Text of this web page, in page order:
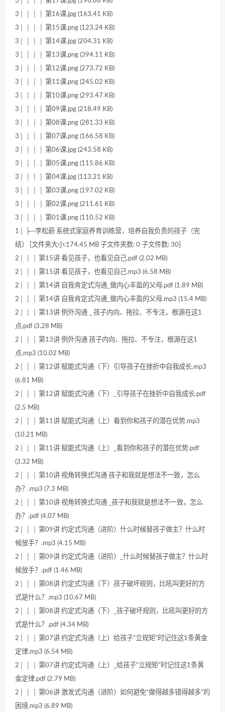
3│ │ │ │ 第16课.jpg (163.41 KB)
3│ │ │ │ 第15课.png (123.24 KB)
3│ │ │ │ 第14课.jpg (204.31 KB)
3│ │ │ │ 第13课.png (394.11 KB)
3│ │ │ │ 第12课.png (273.72 KB)
3│ │ │ │ 第11课.png (245.02 KB)
3│ │ │ │ 第10课.png (293.47 KB)
3│ │ │ │ 第09课.jpg (218.49 KB)
3│ │ │ │ 第08课.png (281.33 KB)
3│ │ │ │ 第07课.png (166.58 KB)
3│ │ │ │ 第06课.jpg (243.58 KB)
3│ │ │ │ 第05课.png (115.86 KB)
3│ │ │ │ 第04课.jpg (113.21 KB)
3│ │ │ │ 第03课.png (197.02 KB)
3│ │ │ │ 第02课.png (211.61 KB)
3│ │ │ │ 第01课.png (110.52 KB)
1│ ├─李松蔚 系统式家庭养育训练营，培养自我负责的孩子（完
结） [文件夹大小:174.45 MB 子文件夹数: 0 子文件数: 30]
2│ │ │ 第15讲 看见孩子，也看见自己.pdf (2.02 MB)
2│ │ │ 第15讲 看见孩子，也看见自己.mp3 (6.58 MB)
2│ │ │ 第14讲 自我肯定式沟通_做内心丰盈的父母.pdf (1.89 MB)
2│ │ │ 第14讲 自我肯定式沟通_做内心丰盈的父母.mp3 (15.4 MB)
2│ │ │ 第13讲 例外沟通 _ 孩子内向、拖拉、不专注，根源在这1
点.pdf (3.28 MB)
2│ │ │ 第13讲 例外沟通 孩子内向、拖拉、不专注，根源在这1
点.mp3 (10.02 MB)
2│ │ │ 第12讲 赋能式沟通（下）引导孩子在挫折中自我成长.mp3
(6.81 MB)
2│ │ │ 第12讲 赋能式沟通（下）_引导孩子在挫折中自我成长.pdf
(2.5 MB)
2│ │ │ 第11讲 赋能式沟通（上）看到你和孩子的潜在优势.mp3
(10.21 MB)
2│ │ │ 第11讲 赋能式沟通（上）_看到你和孩子的潜在优势.pdf
(3.32 MB)
2│ │ │ 第10讲 视角转换式沟通 孩子和我就是想法不一致，怎么
办？.mp3 (7.3 MB)
2│ │ │ 第10讲 视角转换式沟通 _孩子和我就是想法不一致，怎么
办？.pdf (4.07 MB)
2│ │ │ 第09讲 约定式沟通（进阶）什么时候替孩子做主？什么时
候放手？.mp3 (4.15 MB)
2│ │ │ 第09讲 约定式沟通（进阶）_什么时候替孩子做主？什么时
候放手？.pdf (1.46 MB)
2│ │ │ 第08讲 约定式沟通（下）孩子破坏规则，比吼叫更好的方
式是什么？.mp3 (10.67 MB)
2│ │ │ 第08讲 约定式沟通（下）_孩子破坏规则，比吼叫更好的方
式是什么？.pdf (4.34 MB)
2│ │ │ 第07讲 约定式沟通（上）给孩子“立规矩”时记住这1条黄金
定律.mp3 (6.54 MB)
2│ │ │ 第07讲 约定式沟通（上）_给孩子“立规矩”时记住这1条黄
金定律.pdf (2.79 MB)
2│ │ │ 第06讲 激发式沟通（进阶）如何避免“做得越多错得越多”的
困境.mp3 (6.89 MB)